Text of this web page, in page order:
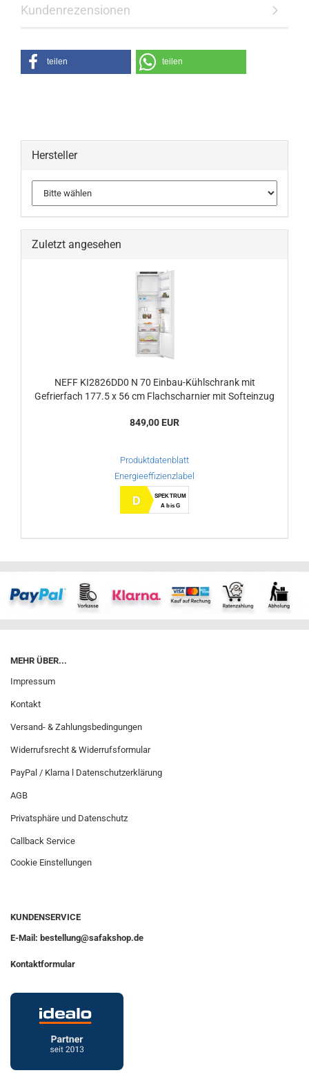
Kundenrezensionen
teilen teilen
Hersteller
Zuletzt angesehen
NEFF KI2826DD0 N 70 Einbau-Kühlschrank mit
Gefrierfach 177.5 x 56 cm Flachscharnier mit Softeinzug
849,00 EUR
Produktdatenblatt
Energieeffizienzlabel
D
SPEKTRUM
A bis G
MEHR ÜBER...
Impressum
Kontakt
Versand- & Zahlungsbedingungen
Widerrufsrecht & Widerrufsformular
PayPal / Klarna l Datenschutzerklärung
AGB
Privatsphäre und Datenschutz
Callback Service
Cookie Einstellungen
KUNDENSERVICE
E-Mail: bestellung@safakshop.de
Kontaktformular